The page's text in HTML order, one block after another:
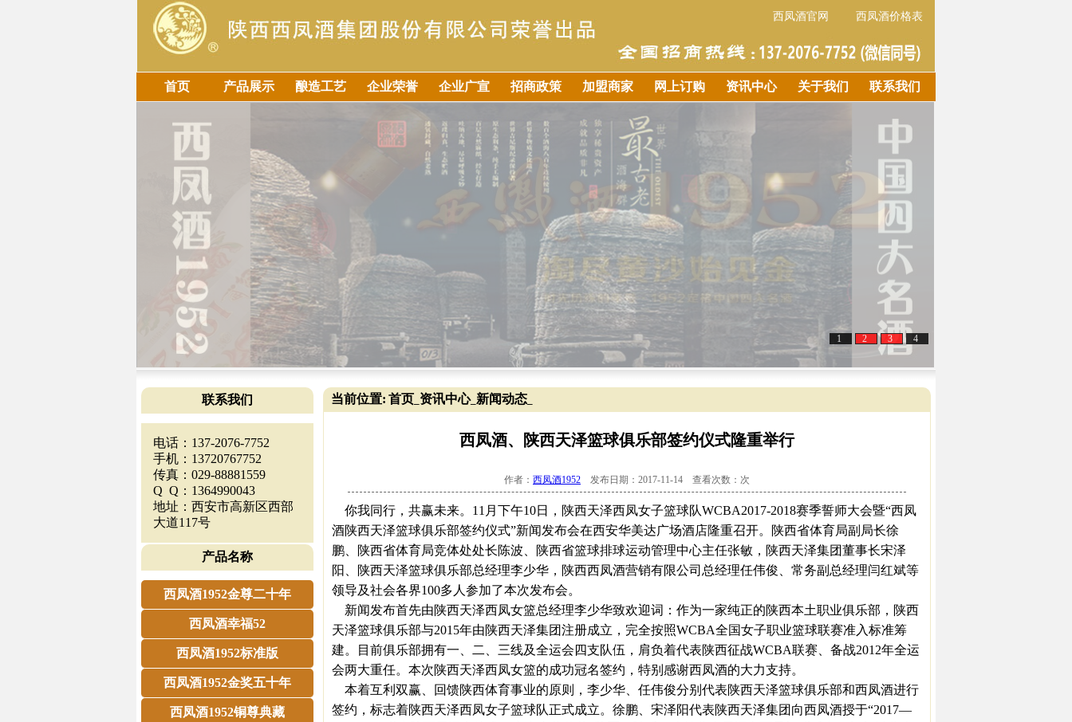
西凤酒官网 西凤酒价格表
首页 产品展示 酿造工艺 企业荣誉 企业广宣 招商政策 加盟商家 网上订购 资讯中心 关于我们 联系我们
1 2 3 4
联系我们
电话：137-2076-7752
手机：13720767752
传真：029-88881559
Q Q：1364990043
地址：西安市高新区西部
大道117号
产品名称
西凤酒1952金尊二十年
西凤酒幸福52
西凤酒1952标准版
西凤酒1952金奖五十年
西凤酒1952铜尊典藏
当前位置: 首页 资讯中心_ 新闻动态
西凤酒、陕西天泽篮球俱乐部签约仪式隆重举行
作者： 西凤酒1952 发布日期：2017-11-14 查看次数： 次
你我同行，共赢未来。11月下午10日，陕西天泽西凤女子篮球队WCBA2017-2018赛季誓师大会暨“西凤
酒陕西天泽篮球俱乐部签约仪式”新闻发布会在西安华美达广场酒店隆重召开。陕西省体育局副局长徐
鹏、陕西省体育局竞体处处长陈波、陕西省篮球排球运动管理中心主任张敏，陕西天泽集团董事长宋泽
阳、陕西天泽篮球俱乐部总经理李少华，陕西西凤酒营销有限公司总经理任伟俊、常务副总经理闫红斌等
领导及社会各界100多人参加了本次发布会。
新闻发布首先由陕西天泽西凤女篮总经理李少华致欢迎词：作为一家纯正的陕西本土职业俱乐部，陕西
天泽篮球俱乐部与2015年由陕西天泽集团注册成立，完全按照WCBA全国女子职业篮球联赛准入标准筹
建。目前俱乐部拥有一、二、三线及全运会四支队伍，肩负着代表陕西征战WCBA联赛、备战2012年全运
会两大重任。本次陕西天泽西凤女篮的成功冠名签约，特别感谢西凤酒的大力支持。
本着互利双赢、回馈陕西体育事业的原则，李少华、任伟俊分别代表陕西天泽篮球俱乐部和西凤酒进行
签约，标志着陕西天泽西凤女子篮球队正式成立。徐鹏、宋泽阳代表陕西天泽集团向西凤酒授于“2017—